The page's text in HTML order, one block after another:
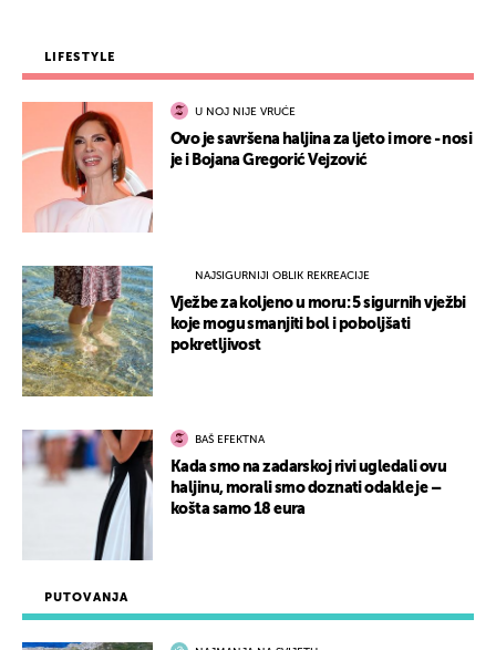
PUTOVANJA
LIFESTYLE
U NOJ NIJE VRUĆE
Ovo je savršena haljina za ljeto i more - nosi
je i Bojana Gregorić Vejzović
NAJSIGURNIJI OBLIK REKREACIJE
Vježbe za koljeno u moru: 5 sigurnih vježbi
koje mogu smanjiti bol i poboljšati
pokretljivost
BAŠ EFEKTNA
Kada smo na zadarskoj rivi ugledali ovu
haljinu, morali smo doznati odakle je –
košta samo 18 eura